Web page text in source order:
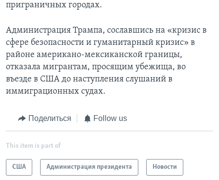
приграничных городах.
Администрация Трампа, сославшись на «кризис в
сфере безопасности и гуманитарный кризис» в
районе американо-мексиканской границы,
отказала мигрантам, просящим убежища, во
въезде в США до наступления слушаний в
иммиграционных судах.
Поделиться Follow us
This item is part of
США Администрация президента Новости